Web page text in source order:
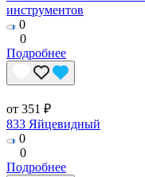
инструментов
0
0
Подробнее
от 351 ₽
833 Яйцевидный
0
0
Подробнее